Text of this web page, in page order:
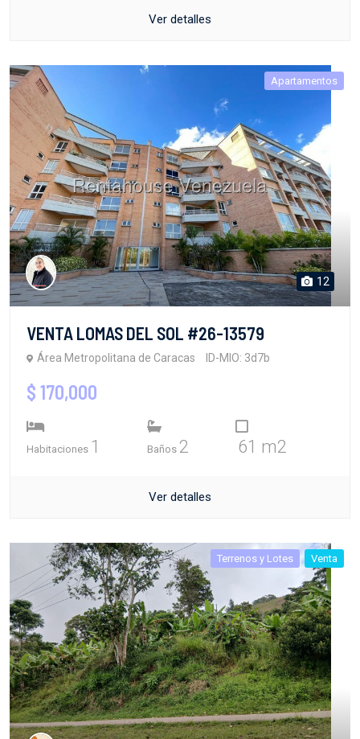
Ver detalles
Apartamentos
12
VENTA LOMAS DEL SOL #26-13579
Área Metropolitana de Caracas ID-MIO: 3d7b
$ 170,000
Habitaciones 1 Baños 2 61 m2
Ver detalles
Terrenos y Lotes Venta